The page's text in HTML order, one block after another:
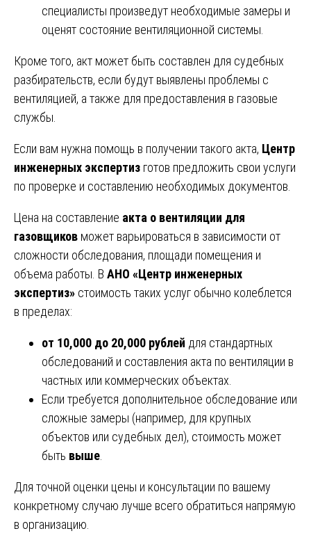
специалисты произведут необходимые замеры и
оценят состояние вентиляционной системы.
Кроме того, акт может быть составлен для судебных
разбирательств, если будут выявлены проблемы с
вентиляцией, а также для предоставления в газовые
службы.
Если вам нужна помощь в получении такого акта, Центр
инженерных экспертиз готов предложить свои услуги
по проверке и составлению необходимых документов.
Цена на составление акта о вентиляции для
газовщиков может варьироваться в зависимости от
сложности обследования, площади помещения и
объема работы. В АНО «Центр инженерных
экспертиз» стоимость таких услуг обычно колеблется
в пределах:
от 10,000 до 20,000 рублей для стандартных
обследований и составления акта по вентиляции в
частных или коммерческих объектах.
Если требуется дополнительное обследование или
сложные замеры (например, для крупных
объектов или судебных дел), стоимость может
быть выше
Для точной оценки цены и консультации по вашему
конкретному случаю лучше всего обратиться напрямую
в организацию.